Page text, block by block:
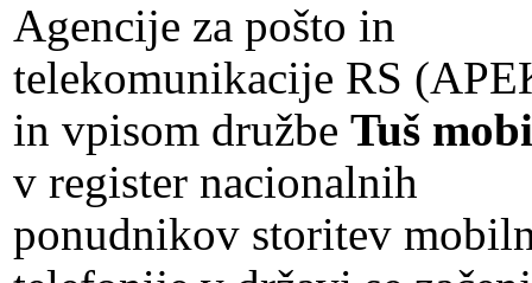
Agencije za pošto in
telekomunikacije RS
in vpisom družbe Tuš
v register nacionalnih
ponudnikov storitev